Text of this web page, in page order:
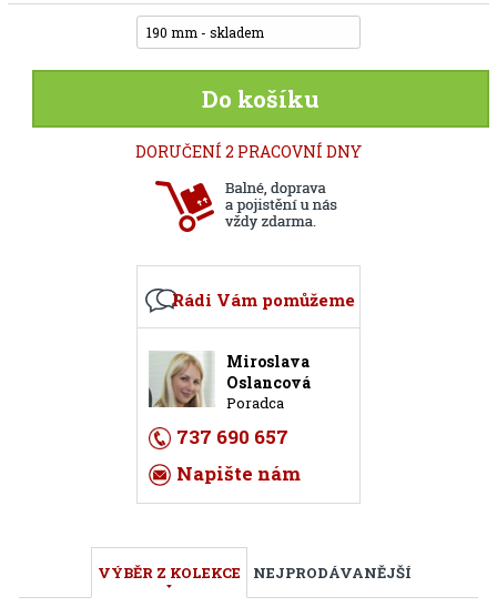
190 mm - skladem
Do košíku
DORUČENÍ 2 PRACOVNÍ DNY
Rádi Vám pomůžeme
Miroslava
Oslancová
Poradca
737 690 657
Napište nám
VÝBĚR Z KOLEKCE NEJPRODÁVANĚJŠÍ